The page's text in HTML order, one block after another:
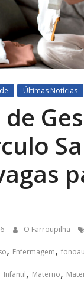
Últimas Notícias
de
O Farroupilha
, Enfermagem,
Infantil, Materno,